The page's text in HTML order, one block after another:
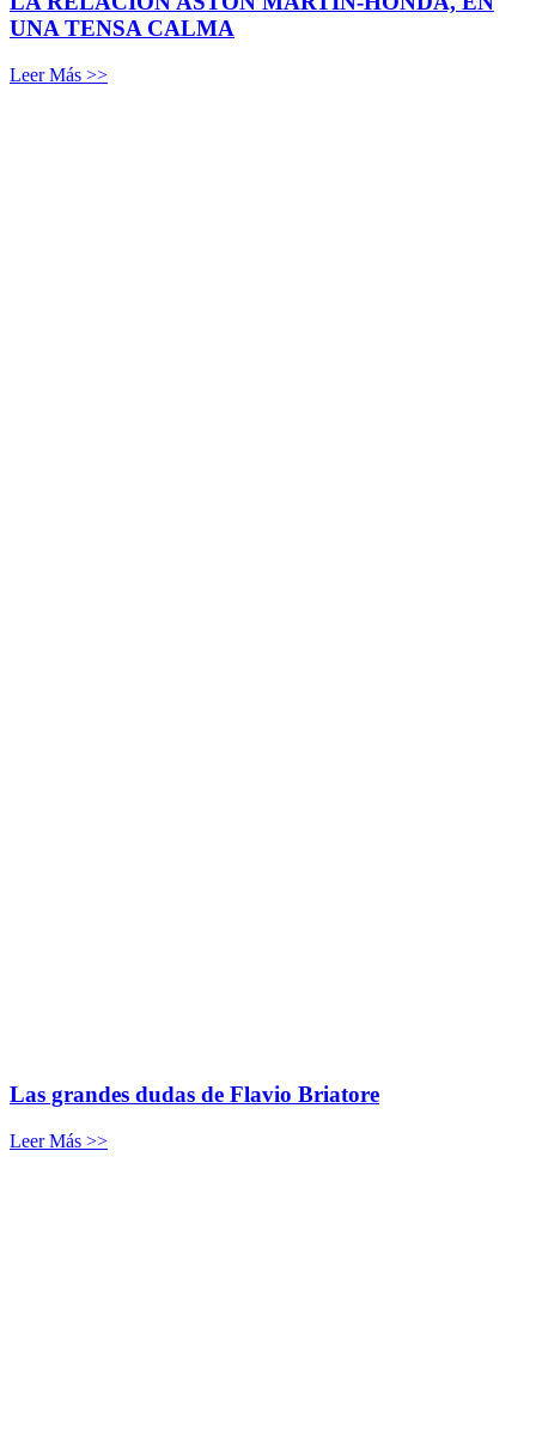
UNA TENSA CALMA
Leer Más >>
Las grandes dudas de Flavio Briatore
Leer Más >>